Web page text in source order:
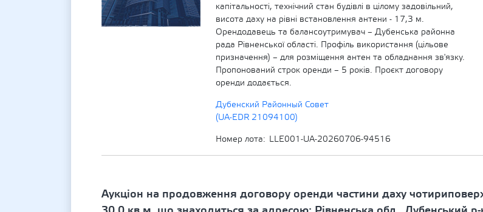
капітальності, технічний стан будівлі в цілому задовільний,
висота даху на рівні встановлення антени - 17,3 м.
Орендодавець та балансоутримувач – Дубенська районна
рада Рівненської області. Профіль використання (цільове
призначення) – для розміщення антен та обладнання зв'язку.
Пропонований строк оренди – 5 років. Проєкт договору
оренди додається.
Дубенский Районный Совет
(UA-EDR 21094100)
Номер лота
LLE001-UA-20260706-94516
Аукціон на продовження договору оренди частини даху